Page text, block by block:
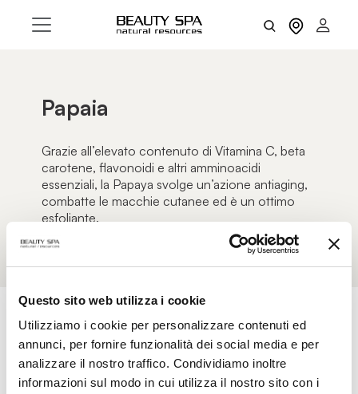
Questo sito web utilizza i cookie
Utilizziamo i cookie per personalizzare contenuti ed
annunci, per fornire funzionalità dei social media e per
analizzare il nostro traffico. Condividiamo inoltre
informazioni sul modo in cui utilizza il nostro sito con i
Papaia
Grazie all’elevato contenuto di Vitamina C, beta
carotene, flavonoidi e altri amminoacidi
essenziali, la Papaya svolge un’azione antiaging,
combatte le macchie cutanee ed è un ottimo
esfoliante.
FILTRI AZZERA FILTRI